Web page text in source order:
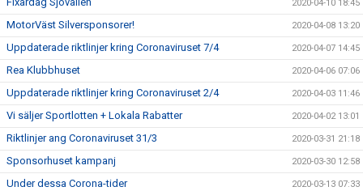
2020-04-10 18:45
MotorVäst Silversponsorer! 2020-04-08 13:20
Uppdaterade riktlinjer kring Coronaviruset 7/4 2020-04-07 14:45
Rea Klubbhuset 2020-04-06 07:06
Uppdaterade riktlinjer kring Coronaviruset 2/4 2020-04-03 11:46
Vi säljer Sportlotten + Lokala Rabatter 2020-04-02 13:01
Riktlinjer ang Coronaviruset 31/3 2020-03-31 21:18
Sponsorhuset kampanj 2020-03-30 12:58
Under dessa Corona-tider 2020-03-13 07:33